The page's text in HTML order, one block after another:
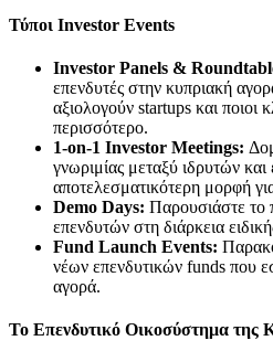
Τύποι Investor Events
Investor Panels &
επενδυτές στην κυπριακή
αξιολογούν startups και ποιοι
περισσότερο.
1-on-1 Investor Meetings:
γνωριμίας μεταξύ ιδρυτών
αποτελεσματικότερη μορφή
Demo Days: Παρουσιάστε το
επενδυτών στη διάρκεια
Fund Launch Events:
νέων επενδυτικών funds που
αγορά.
Το Επενδυτικό Οικοσύστημα της